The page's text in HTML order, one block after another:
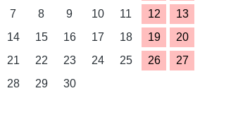
7
8 9 10 11 12
13
14
15 16 17 18 19
20
21
22 23 24 25 26
27
28
29 30